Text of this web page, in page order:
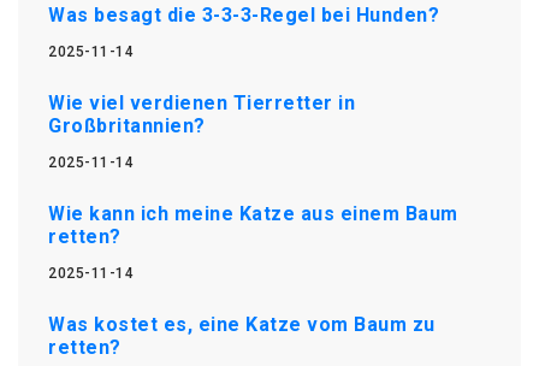
Was besagt die 3-3-3-Regel bei Hunden?
2025-11-14
Wie viel verdienen Tierretter in
Großbritannien?
2025-11-14
Wie kann ich meine Katze aus einem Baum
retten?
2025-11-14
Was kostet es, eine Katze vom Baum zu
retten?